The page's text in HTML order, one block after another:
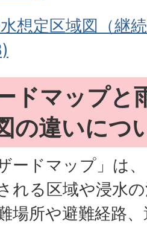
想定区域図（継
ドマップと
の違いにつ
ードマップ」は
れる区域や浸水
場所や避難経路